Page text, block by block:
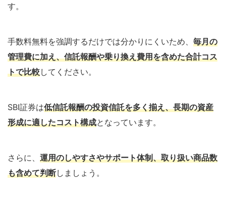
す。
手数料無料を強調するだけでは分かりにくいため、 毎月の
管理費に加え、信託報酬や乗り換え費用を含めた合計コス
トで比較してください。
SBI証券は低信託報酬の投資信託を多く揃え、長期の資産
形成に適したコスト構成となっています。
さらに、 運用のしやすさやサポート体制、取り扱い商品数
も含めて判断しましょう。